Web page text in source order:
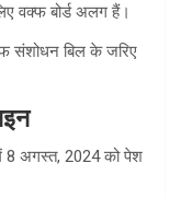
वक्फ बोर्ड अलग हैं।
संशोधन बिल के जरिए
8 अगस्त, 2024 को पेश